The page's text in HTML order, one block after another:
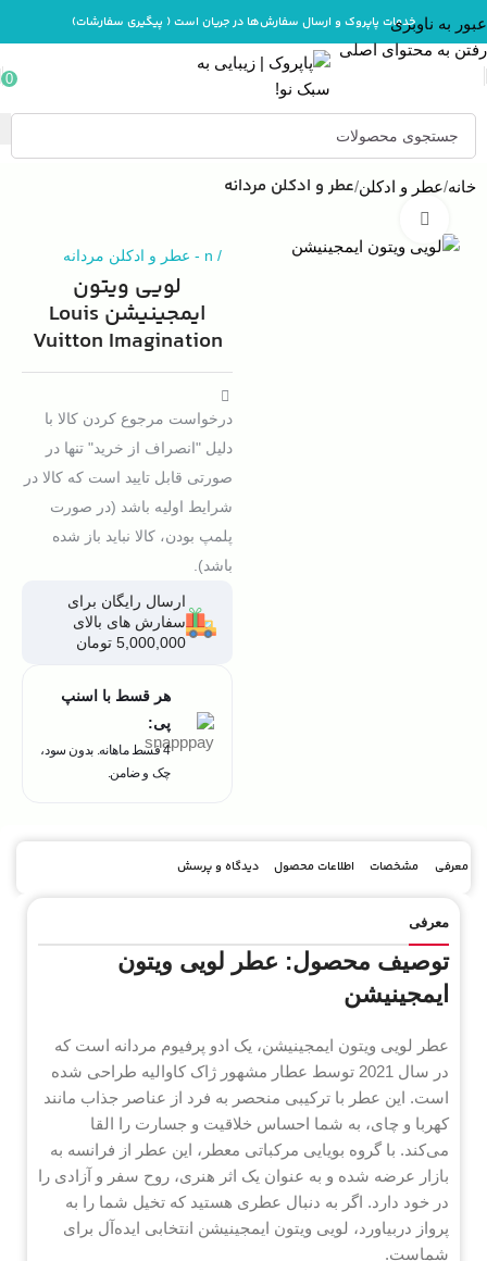
عبور به ناوبری
رفتن به محتوای اصلی
خدمات پاپروک و ارسال سفارش‌ها در جریان است ( پیگیری سفارشات)
0
خانه عطر و ادکلن عطر و ادکلن مردانه
/
n
- عطر و ادکلن مردانه
لویی ویتون
ایمجینیشن Louis
Vuitton Imagination
درخواست مرجوع کردن کالا با
دلیل "انصراف از خرید" تنها در
صورتی قابل تایید است که کالا در
شرایط اولیه باشد (در صورت
پلمپ بودن، کالا نباید باز شده
باشد).
ارسال رایگان برای
سفارش های بالای
5,000,000 تومان
هر قسط با اسنپ
پی:
4 قسط ماهانه. بدون سود،
چک و ضامن.
معرفی مشخصات اطلاعات محصول دیدگاه و پرسش
معرفی
توصیف محصول: عطر لویی ویتون
ایمجینیشن
عطر لویی ویتون ایمجینیشن، یک ادو پرفیوم مردانه است که
در سال 2021 توسط عطار مشهور ژاک کاوالیه طراحی شده
است. این عطر با ترکیبی منحصر به فرد از عناصر جذاب مانند
کهربا و چای، به شما احساس خلاقیت و جسارت را القا
می‌کند. با گروه بویایی مرکباتی معطر، این عطر از فرانسه به
بازار عرضه شده و به عنوان یک اثر هنری، روح سفر و آزادی را
در خود دارد. اگر به دنبال عطری هستید که تخیل شما را به
پرواز دربیاورد، لویی ویتون ایمجینیشن انتخابی ایده‌آل برای
شماست.